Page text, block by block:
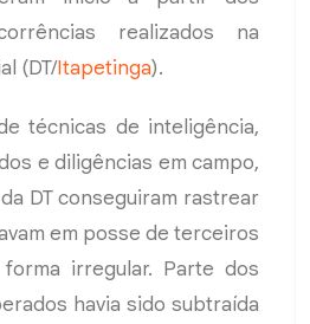
realizados na
(DT/Itapetinga).
técnicas de inteligência,
e diligências em campo,
DT conseguiram rastrear
em posse de terceiros
irregular. Parte dos
havia sido subtraída